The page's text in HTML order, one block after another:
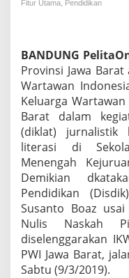
Fitur Utama Pendidikan
BANDUNG
Provinsi Jawa
Wartawan
Keluarga
Barat dalam
(diklat) jurnalistik
literasi di
Menengah
Demikian
Pendidikan
Susanto Boaz
Nulis Naskah
diselenggarakan
PWI Jawa Barat,
Sabtu (9/3/2019).